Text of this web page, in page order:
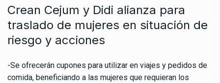
Crean Cejum y Didi alianza para
traslado de mujeres en situación de
riesgo y acciones
-Se ofrecerán cupones para utilizar en viajes y pedidos de
comida, beneficiando a las mujeres que requieran los